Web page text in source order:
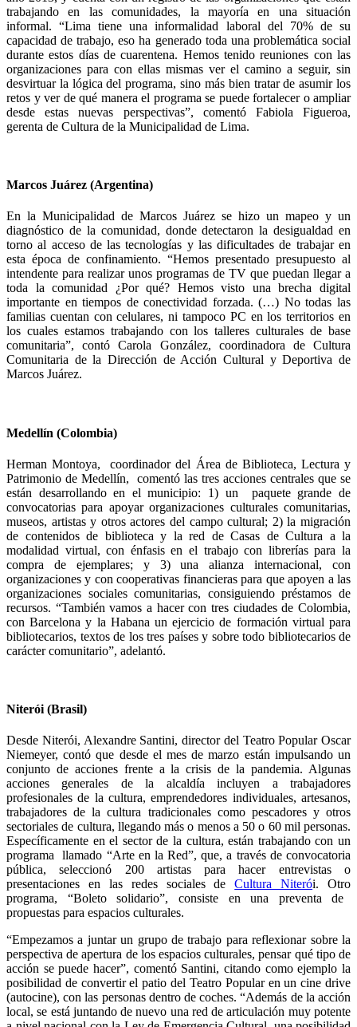
trabajando en las comunidades, la mayoría en una situación
informal. “Lima tiene una informalidad laboral del 70% de su
capacidad de trabajo, eso ha generado toda una problemática social
durante estos días de cuarentena. Hemos tenido reuniones con las
organizaciones para con ellas mismas ver el camino a seguir, sin
desvirtuar la lógica del programa, sino más bien tratar de asumir los
retos y ver de qué manera el programa se puede fortalecer o ampliar
desde estas nuevas perspectivas”, comentó Fabiola Figueroa,
gerenta de Cultura de la Municipalidad de Lima.
Marcos Juárez (Argentina)
En la Municipalidad de Marcos Juárez se hizo un mapeo y un
diagnóstico de la comunidad, donde detectaron la desigualdad en
torno al acceso de las tecnologías y las dificultades de trabajar en
esta época de confinamiento. “Hemos presentado presupuesto al
intendente para realizar unos programas de TV que puedan llegar a
toda la comunidad ¿Por qué? Hemos visto una brecha digital
importante en tiempos de conectividad forzada. (…) No todas las
familias cuentan con celulares, ni tampoco PC en los territorios en
los cuales estamos trabajando con los talleres culturales de base
comunitaria”, contó Carola González, coordinadora de Cultura
Comunitaria de la Dirección de Acción Cultural y Deportiva de
Marcos Juárez.
Medellín (Colombia)
Herman Montoya, coordinador del Área de Biblioteca, Lectura y
Patrimonio de Medellín, comentó las tres acciones centrales que se
están desarrollando en el municipio: 1) un paquete grande de
convocatorias para apoyar organizaciones culturales comunitarias,
museos, artistas y otros actores del campo cultural; 2) la migración
de contenidos de biblioteca y la red de Casas de Cultura a la
modalidad virtual, con énfasis en el trabajo con librerías para la
compra de ejemplares; y 3) una alianza internacional, con
organizaciones y con cooperativas financieras para que apoyen a las
organizaciones sociales comunitarias, consiguiendo préstamos de
recursos. “También vamos a hacer con tres ciudades de Colombia,
con Barcelona y la Habana un ejercicio de formación virtual para
bibliotecarios, textos de los tres países y sobre todo bibliotecarios de
carácter comunitario”, adelantó.
Niterói (Brasil)
Desde Niterói, Alexandre Santini, director del Teatro Popular Oscar
Niemeyer, contó que desde el mes de marzo están impulsando un
conjunto de acciones frente a la crisis de la pandemia. Algunas
acciones generales de la alcaldía incluyen a trabajadores
profesionales de la cultura, emprendedores individuales, artesanos,
trabajadores de la cultura tradicionales como pescadores y otros
sectoriales de cultura, llegando más o menos a 50 o 60 mil personas.
Específicamente en el sector de la cultura, están trabajando con un
programa
llamado “Arte en la Red”, que, a través de convocatoria
pública, seleccionó 200 artistas para hacer entrevistas o
presentaciones en las redes sociales deCultura Niterói. Otro
programa, “Boleto solidario”, consiste en una preventa de
propuestas para espacios culturales.
“Empezamos a juntar un grupo de trabajo para reflexionar sobre la
perspectiva de apertura de los espacios culturales, pensar qué tipo de
acción se puede hacer”, comentó Santini, citando como ejemplo la
posibilidad de convertir el patio del Teatro Popular en un cine drive
(autocine), con las personas dentro de coches. “Además de la acción
local, se está juntando de nuevo una red de articulación muy potente